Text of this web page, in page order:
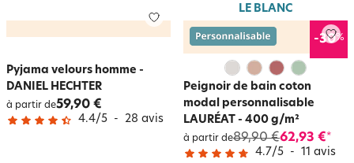
Pyjama velours homme -
DANIEL HECHTER
à partir de59,90 €
4.4/5 - 28 avis
LE BLANC
-30%
Peignoir de bain coton
modal personnalisable
LAURÉAT - 400 g/m²
à partir de89,90 €62,93 €*
4.7/5 - 11 avis